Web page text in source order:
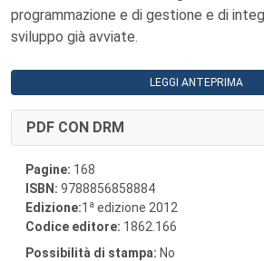
programmazione e di gestione e di
sviluppo già avviate.
LEGGI ANTEPRIMA
PDF CON DRM
Pagine: 168
ISBN: 9788856858884
Edizione:1 a edizione 2012
Codice editore: 1862.166
Possibilità di stampa: No